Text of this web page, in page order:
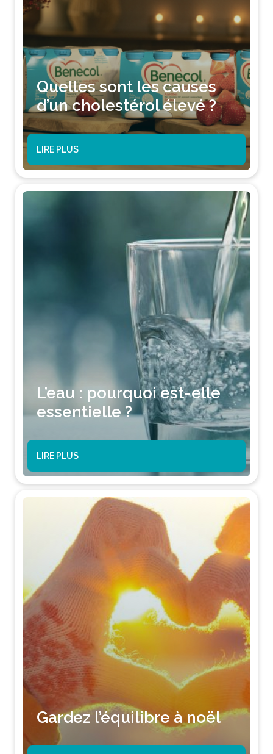
Quelles sont les causes
d’un cholestérol élevé ?
LIRE PLUS
L’eau : pourquoi est-elle
essentielle ?
LIRE PLUS
Gardez l’équilibre à noël